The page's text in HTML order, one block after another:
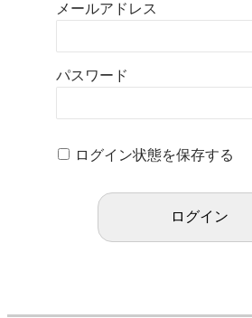
メールアドレス
パスワード
ログイン状態を保存する